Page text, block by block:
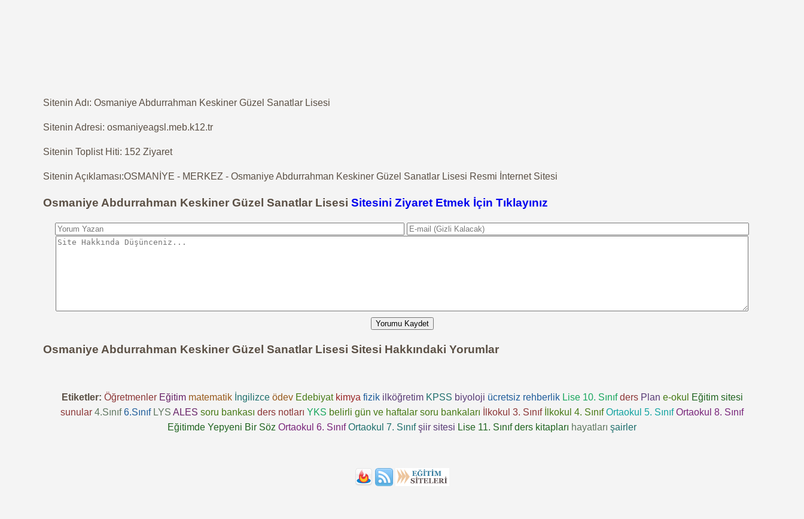
Sitenin Adı: Osmaniye Abdurrahman Keskiner Güzel Sanatlar Lisesi
Sitenin Adresi: osmaniyeagsl.meb.k12.tr
Sitenin Toplist Hiti: 152 Ziyaret
Sitenin Açıklaması:OSMANİYE - MERKEZ - Osmaniye Abdurrahman Keskiner Güzel Sanatlar Lisesi Resmi İnternet Sitesi
Osmaniye Abdurrahman Keskiner Güzel Sanatlar Lisesi Sitesini Ziyaret Etmek İçin Tıklayınız
Yorumu Kaydet
Osmaniye Abdurrahman Keskiner Güzel Sanatlar Lisesi Sitesi Hakkındaki Yorumlar
Etiketler: Öğretmenler Eğitim matematik İngilizce ödev Edebiyat kimya fizik ilköğretim KPSS biyoloji ücretsiz rehberlik Lise 10. Sınıf ders Plan e-okul
Eğitim sitesi
sunular 4.Sınıf 6.Sınıf LYS ALES soru bankası ders notları YKS belirli gün ve haftalar soru bankaları İlkokul 3. Sınıf İlkokul 4. Sınıf Ortaokul 5. Sınıf Ortaokul 8. Sınıf
Eğitimde Yepyeni Bir Söz Ortaokul 6. Sınıf Ortaokul 7. Sınıf şiir sitesi Lise 11. Sınıf ders kitapları hayatları şairler